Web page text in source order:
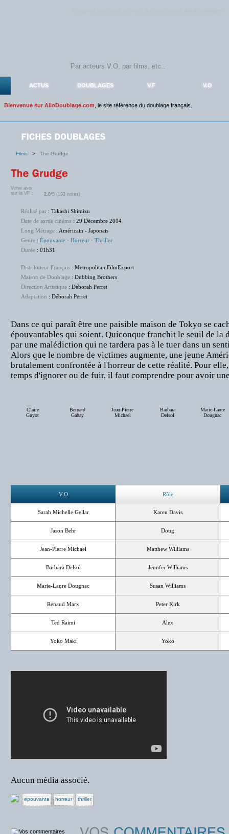
ACTUS DOUBLAGES V.F V.O
Bienvenue sur AlloDoublage.com , le site référence du doublage français.
Films > The Grudge
Votre avis
sur la VF :
2.0/5 (193 notes)
Réalisé par : Takashi Shimizu
Date de sortie cinéma : 29 Décembre 2004
Long Métrage : Américain - Japonais
Genre : Épouvante - Horreur - Thriller
Durée : 01h31
Distributeur Français : Metropolitan FilmExport
Maison de Doublage : Dubbing Brothers
Direction Artistique : Déborah Perret
Adaptation : Déborah Perret
Dans ce qui paraît être une paisible maison de Tokyo se
épouvantables qui soient. Quiconque franchit le seuil de la
par une malédiction qui ne tardera pas à le tuer dans un
Alors que le nombre de victimes augmente, une jeune
brutalement confrontée à l'horreur de cette réalité. Pour
temps d'ignorer ou de fuir, il faut comprendre pour avoir
Claire
Guyot
Bernard
Gabay
Jean-Pierre
Michael
Barbara
Delsol
Marie-Laure
Dougnac
V.O Rôle
Sarah Michelle Gellar Karen Davis
Jason Behr Doug
Jean-Pierre Michael Matthew Williams
Barbara Delsol Jennfer Williams
Marie-Laure Dougnac Susan Williams
Renaud Marx Peter Kirk
Ted Raimi Alex
Yoko Maki Yoko
Aucun média associé.
epouvante horreur thriller